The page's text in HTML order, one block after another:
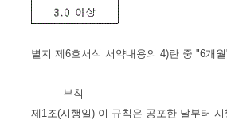
별지 제6호서식 서약내용의 4)란 중 "6개
부칙
제1조(시행일) 이 규칙은 공포한 날부터